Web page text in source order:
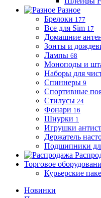
Разное
Брелоки 177
Все для Sim 17
Домашние
Зонты и
Лампы 68
Моноподы и
Наборы для
Спиннеры 9
Спортивные
Стилусы 24
Фонари 16
Шнурки 1
Игрушки
Держатель
Подшипники
Торговое
Курьерские
Новинки